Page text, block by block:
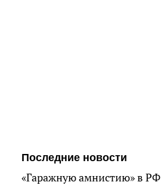
Последние новости
«Гаражную амнистию» в РФ